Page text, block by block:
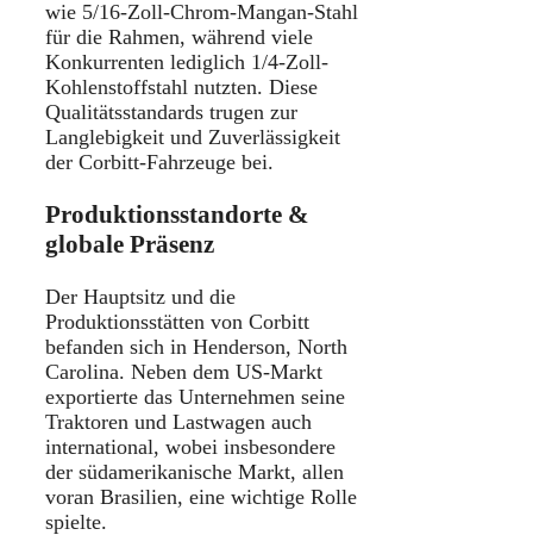
wie 5/16-Zoll-Chrom-Mangan-Stahl
für die Rahmen, während viele
Konkurrenten lediglich 1/4-Zoll-
Kohlenstoffstahl nutzten. Diese
Qualitätsstandards trugen zur
Langlebigkeit und Zuverlässigkeit
der Corbitt-Fahrzeuge bei.
Produktionsstandorte &
globale Präsenz
Der Hauptsitz und die
Produktionsstätten von Corbitt
befanden sich in Henderson, North
Carolina. Neben dem US-Markt
exportierte das Unternehmen seine
Traktoren und Lastwagen auch
international, wobei insbesondere
der südamerikanische Markt, allen
voran Brasilien, eine wichtige Rolle
spielte.